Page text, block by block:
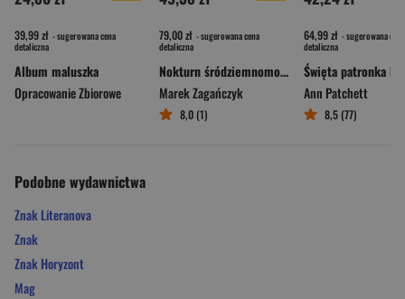
39,99 zł - sugerowana cena
detaliczna
Album maluszka
Opracowanie Zbiorowe
79,00 zł - sugerowana cena
detaliczna
Nokturn śródziemnomorski
Marek Zagańczyk
8,0 (1)
64,99 zł - sugerowana cena
detaliczna
Ann Patchett
8,5 (77)
Podobne wydawnictwa
Znak Literanova
Znak
Znak Horyzont
Mag